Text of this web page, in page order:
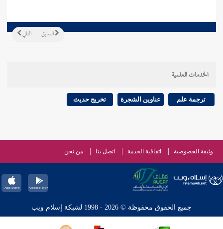
التالي السابق
الخدمات العلمية
ترجمة علم عناوين الشجرة تخريج حديث
وثيقة الخصوصية اتفاقية الخدمة اتصل بنا من نحن
جميع الحقوق محفوظة © 2026 - 1998 لشبكة إسلام ويب